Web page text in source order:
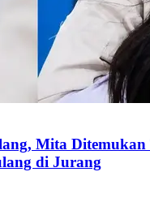
Mita
di Jurang